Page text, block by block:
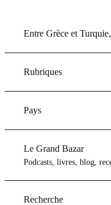
Entre Grèce et
Rubriques
Pays
Le Grand Bazar
Podcasts, livres, blog,
Recherche